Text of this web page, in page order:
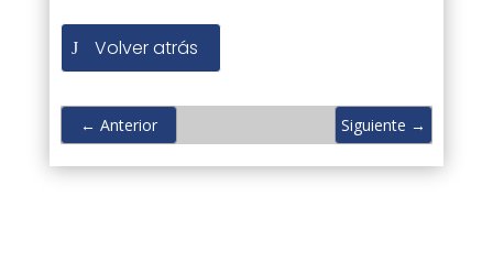
Volver atrás
← Anterior Siguiente →